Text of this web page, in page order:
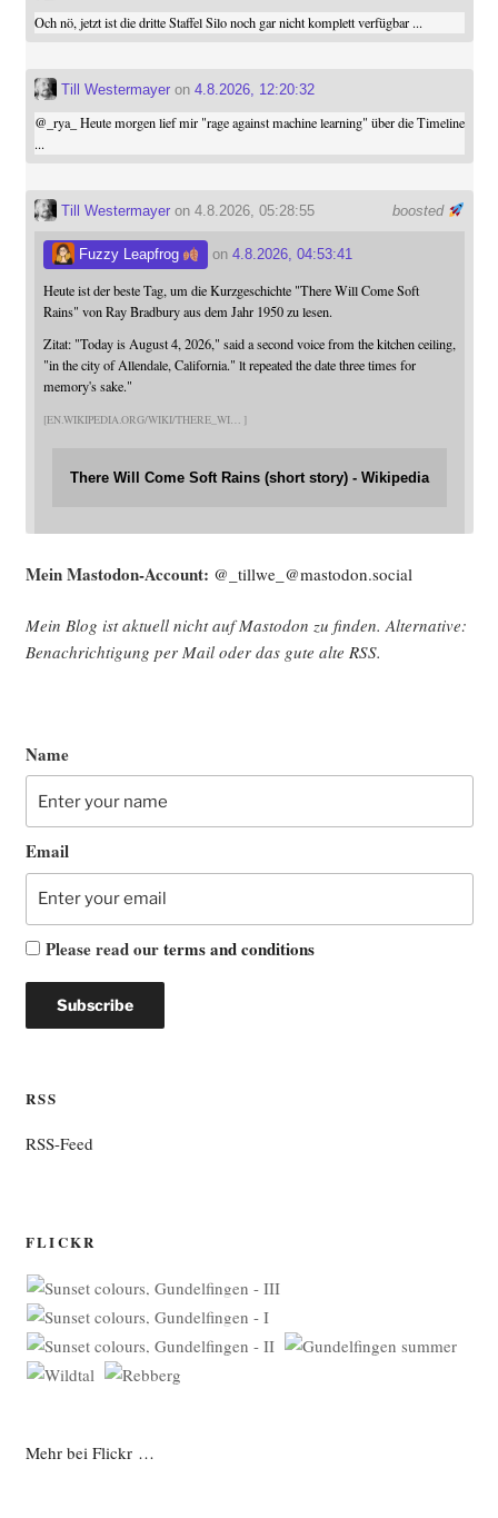
Och nö, jetzt ist die dritte Staffel Silo noch gar nicht komplett verfügbar ...
Till Westermayeron 4.8.2026, 12:20:32
@ _rya_ Heute morgen lief mir "rage against machine learning" über die Timeline
...
boosted
Till Westermayeron 4.8.2026, 05:28:55
Fuzzy Leapfrog on4.8.2026, 04:53:41
Heute ist der beste Tag, um die Kurzgeschichte "There Will Come Soft
Rains" von Ray Bradbury aus dem Jahr 1950 zu lesen.
Zitat: "Today is August 4, 2026," said a second voice from the kitchen ceiling,
"in the city of Allendale, California." lt repeated the date three times for
memory's sake."
EN.WIKIPEDIA.ORG/WIKI/THERE_WI
There Will Come Soft Rains (short story) - Wikipedia
Mein Mast­o­don-Account: @_tillwe_@mastodon.social
Mein Blog ist aktu­ell nicht auf Mast­o­don zu fin­den. Alter­na­ti­ve:
Benach­rich­ti­gung per Mail oder das gute alte RSS.
Name
Email
Please read ourterms and conditions
RSS
RSS-Feed
FLICKR
Mehr bei Flickr …